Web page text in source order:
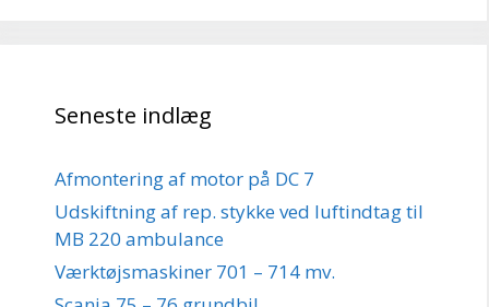
Seneste indlæg
Afmontering af motor på DC 7
Udskiftning af rep. stykke ved luftindtag til
MB 220 ambulance
Værktøjsmaskiner 701 – 714 mv.